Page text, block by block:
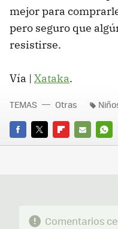
mejor para
pero seguro que
resistirse.
Vía | Xataka.
FACEBOOK
TWITTERFLIPBOARD
E-
TEMAS Otras
Comentarios